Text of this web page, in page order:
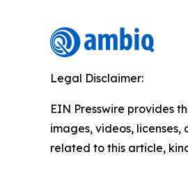
Legal Disclaimer:
EIN Presswire provides
images, videos,
related to this article,